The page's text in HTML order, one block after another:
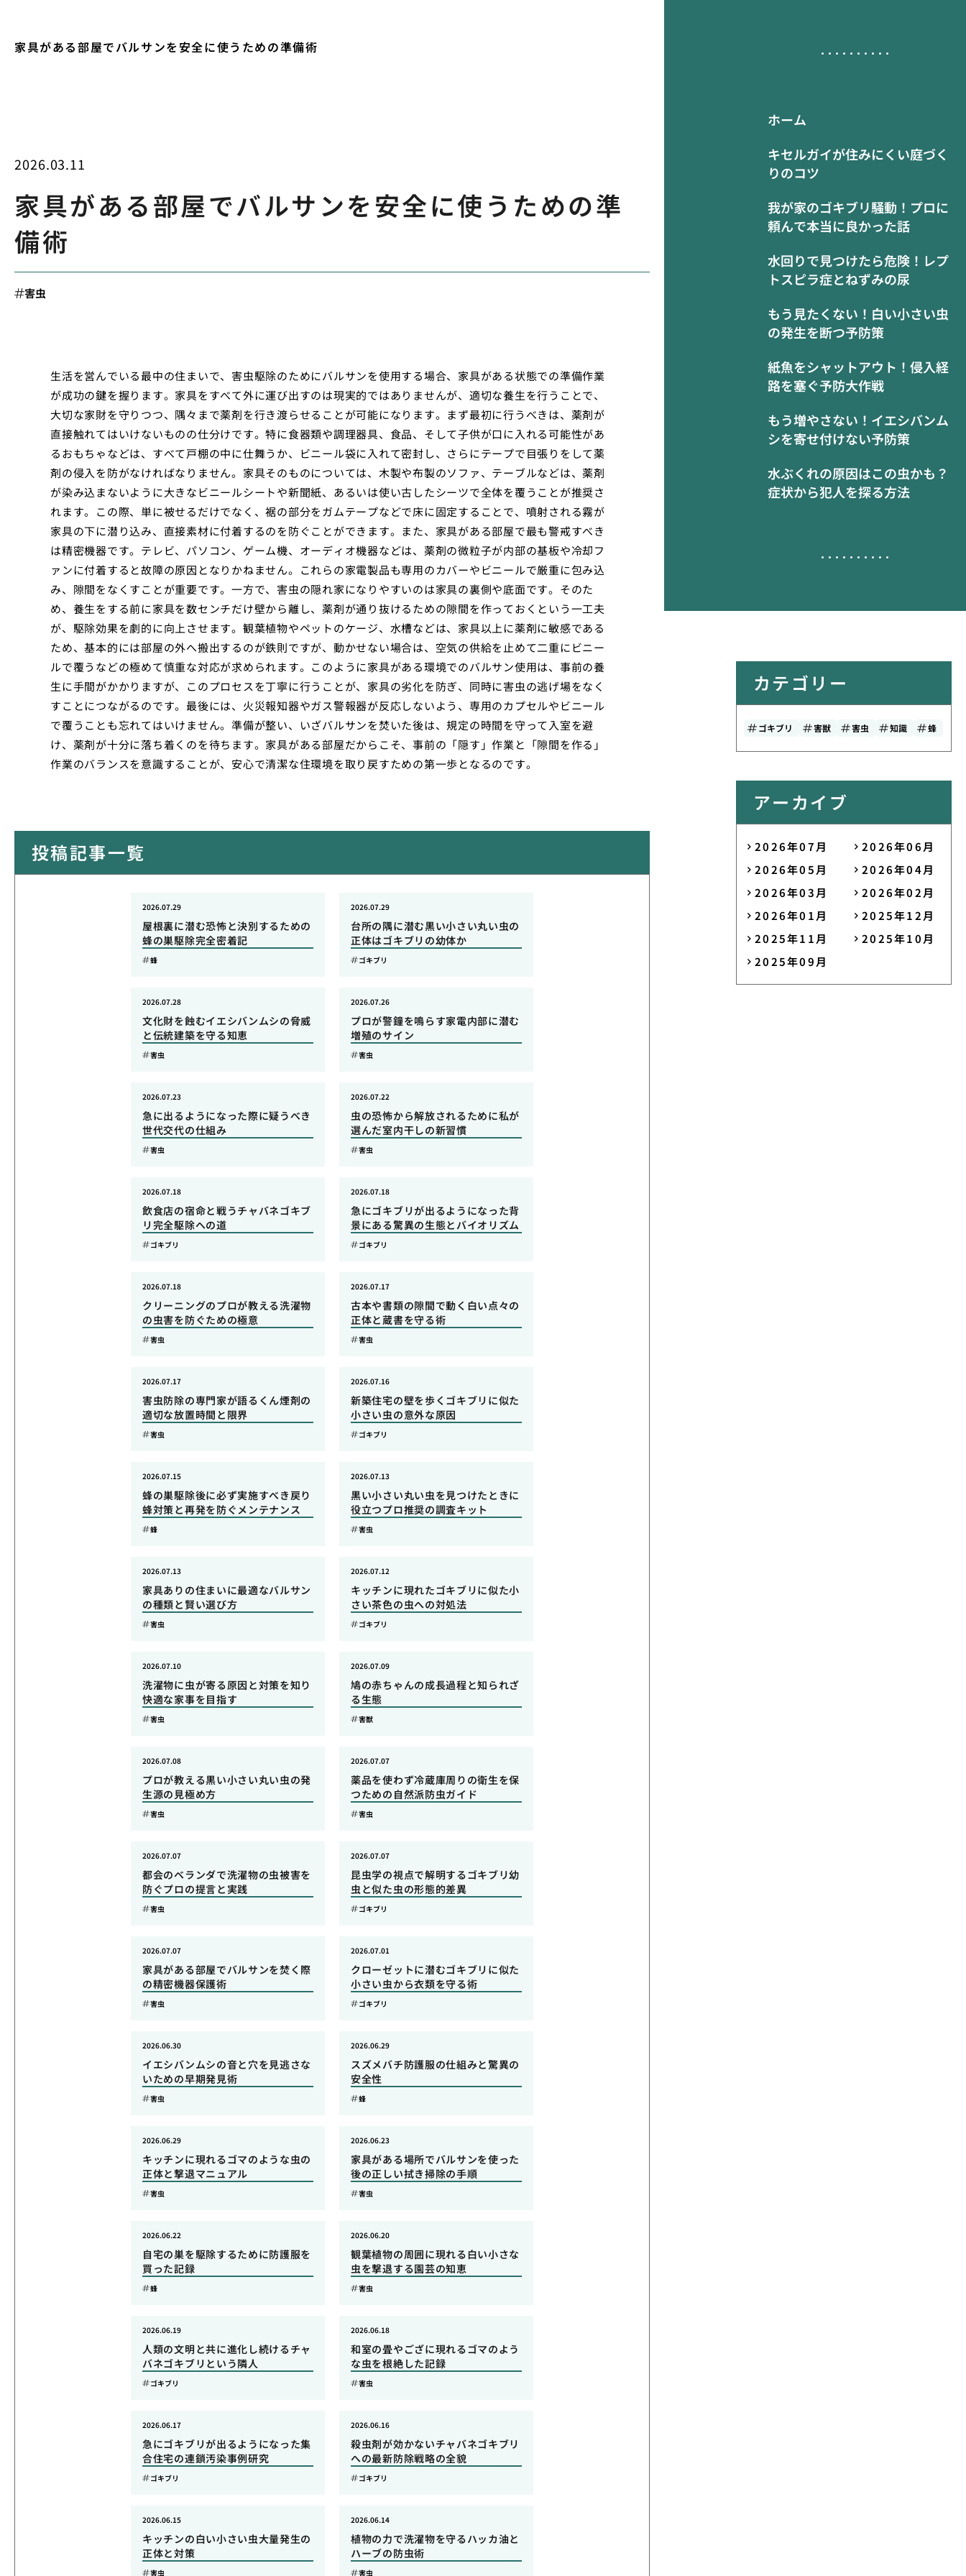
家具がある部屋でバルサンを安全に使うための準備術
ホーム
キセルガイが住みにくい庭づく
りのコツ
我が家のゴキブリ騒動！プロに
頼んで本当に良かった話
水回りで見つけたら危険！レプ
トスピラ症とねずみの尿
もう見たくない！白い小さい虫
の発生を断つ予防策
紙魚をシャットアウト！侵入経
路を塞ぐ予防大作戦
もう増やさない！イエシバンム
シを寄せ付けない予防策
水ぶくれの原因はこの虫かも？
症状から犯人を探る方法
2026.03.11
家具がある部屋でバルサンを安全に使うための準
備術
害虫
生活を営んでいる最中の住まいで、害虫駆除のためにバルサンを使用する場合、家具がある状態での準備作業
が成功の鍵を握ります。家具をすべて外に運び出すのは現実的ではありませんが、適切な養生を行うことで、
大切な家財を守りつつ、隅々まで薬剤を行き渡らせることが可能になります。まず最初に行うべきは、薬剤が
直接触れてはいけないものの仕分けです。特に食器類や調理器具、食品、そして子供が口に入れる可能性があ
るおもちゃなどは、すべて戸棚の中に仕舞うか、ビニール袋に入れて密封し、さらにテープで目張りをして薬
剤の侵入を防がなければなりません。家具そのものについては、木製や布製のソファ、テーブルなどは、薬剤
が染み込まないように大きなビニールシートや新聞紙、あるいは使い古したシーツで全体を覆うことが推奨さ
れます。この際、単に被せるだけでなく、裾の部分をガムテープなどで床に固定することで、噴射される霧が
家具の下に潜り込み、直接素材に付着するのを防ぐことができます。また、家具がある部屋で最も警戒すべき
は精密機器です。テレビ、パソコン、ゲーム機、オーディオ機器などは、薬剤の微粒子が内部の基板や冷却フ
ァンに付着すると故障の原因となりかねません。これらの家電製品も専用のカバーやビニールで厳重に包み込
み、隙間をなくすことが重要です。一方で、害虫の隠れ家になりやすいのは家具の裏側や底面です。そのた
め、養生をする前に家具を数センチだけ壁から離し、薬剤が通り抜けるための隙間を作っておくという一工夫
が、駆除効果を劇的に向上させます。観葉植物やペットのケージ、水槽などは、家具以上に薬剤に敏感である
ため、基本的には部屋の外へ搬出するのが鉄則ですが、動かせない場合は、空気の供給を止めて二重にビニー
ルで覆うなどの極めて慎重な対応が求められます。このように家具がある環境でのバルサン使用は、事前の養
生に手間がかかりますが、このプロセスを丁寧に行うことが、家具の劣化を防ぎ、同時に害虫の逃げ場をなく
すことにつながるのです。最後には、火災報知器やガス警報器が反応しないよう、専用のカプセルやビニール
で覆うことも忘れてはいけません。準備が整い、いざバルサンを焚いた後は、規定の時間を守って入室を避
け、薬剤が十分に落ち着くのを待ちます。家具がある部屋だからこそ、事前の「隠す」作業と「隙間を作る」
作業のバランスを意識することが、安心で清潔な住環境を取り戻すための第一歩となるのです。
投稿記事一覧
屋根裏に潜む恐怖と決別するための
蜂の巣駆除完全密着記
2026.07.29
蜂
台所の隅に潜む黒い小さい丸い虫の
正体はゴキブリの幼体か
2026.07.29
ゴキブリ
文化財を蝕むイエシバンムシの脅威
と伝統建築を守る知恵
2026.07.28
害虫
プロが警鐘を鳴らす家電内部に潜む
増殖のサイン
2026.07.26
害虫
急に出るようになった際に疑うべき
世代交代の仕組み
2026.07.23
害虫
虫の恐怖から解放されるために私が
選んだ室内干しの新習慣
2026.07.22
害虫
飲食店の宿命と戦うチャバネゴキブ
リ完全駆除への道
2026.07.18
ゴキブリ
急にゴキブリが出るようになった背
景にある驚異の生態とバイオリズム
2026.07.18
ゴキブリ
クリーニングのプロが教える洗濯物
の虫害を防ぐための極意
2026.07.18
害虫
古本や書類の隙間で動く白い点々の
正体と蔵書を守る術
2026.07.17
害虫
害虫防除の専門家が語るくん煙剤の
適切な放置時間と限界
2026.07.17
害虫
新築住宅の壁を歩くゴキブリに似た
小さい虫の意外な原因
2026.07.16
ゴキブリ
蜂の巣駆除後に必ず実施すべき戻り
蜂対策と再発を防ぐメンテナンス
2026.07.15
蜂
黒い小さい丸い虫を見つけたときに
役立つプロ推奨の調査キット
2026.07.13
害虫
家具ありの住まいに最適なバルサン
の種類と賢い選び方
2026.07.13
害虫
キッチンに現れたゴキブリに似た小
さい茶色の虫への対処法
2026.07.12
ゴキブリ
洗濯物に虫が寄る原因と対策を知り
快適な家事を目指す
2026.07.10
害虫
鳩の赤ちゃんの成長過程と知られざ
る生態
2026.07.09
害獣
プロが教える黒い小さい丸い虫の発
生源の見極め方
2026.07.08
害虫
薬品を使わず冷蔵庫周りの衛生を保
つための自然派防虫ガイド
2026.07.07
害虫
都会のベランダで洗濯物の虫被害を
防ぐプロの提言と実践
2026.07.07
害虫
昆虫学の視点で解明するゴキブリ幼
虫と似た虫の形態的差異
2026.07.07
ゴキブリ
家具がある部屋でバルサンを焚く際
の精密機器保護術
2026.07.07
害虫
クローゼットに潜むゴキブリに似た
小さい虫から衣類を守る術
2026.07.01
ゴキブリ
イエシバンムシの音と穴を見逃さな
いための早期発見術
2026.06.30
害虫
スズメバチ防護服の仕組みと驚異の
安全性
2026.06.29
蜂
キッチンに現れるゴマのような虫の
正体と撃退マニュアル
2026.06.29
害虫
家具がある場所でバルサンを使った
後の正しい拭き掃除の手順
2026.06.23
害虫
自宅の巣を駆除するために防護服を
買った記録
2026.06.22
蜂
観葉植物の周囲に現れる白い小さな
虫を撃退する園芸の知恵
2026.06.20
害虫
人類の文明と共に進化し続けるチャ
バネゴキブリという隣人
2026.06.19
ゴキブリ
和室の畳やござに現れるゴマのよう
な虫を根絶した記録
2026.06.18
害虫
急にゴキブリが出るようになった集
合住宅の連鎖汚染事例研究
2026.06.17
ゴキブリ
殺虫剤が効かないチャバネゴキブリ
への最新防除戦略の全貌
2026.06.16
ゴキブリ
キッチンの白い小さい虫大量発生の
正体と対策
2026.06.15
害虫
植物の力で洗濯物を守るハッカ油と
ハーブの防虫術
2026.06.14
害虫
カテゴリー
ゴキブリ 害獣 害虫 知識 蜂
アーカイブ
2026年07月
2026年06月
2026年05月
2026年04月
2026年03月
2026年02月
2026年01月
2025年12月
2025年11月
2025年10月
2025年09月